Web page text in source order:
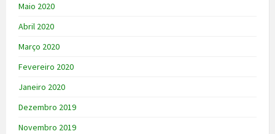
Maio 2020
Abril 2020
Março 2020
Fevereiro 2020
Janeiro 2020
Dezembro 2019
Novembro 2019